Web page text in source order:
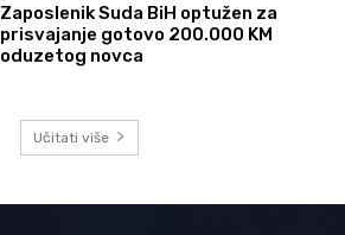
Zaposlenik Suda BiH optužen za
prisvajanje gotovo 200.000 KM
oduzetog novca
Učitati više